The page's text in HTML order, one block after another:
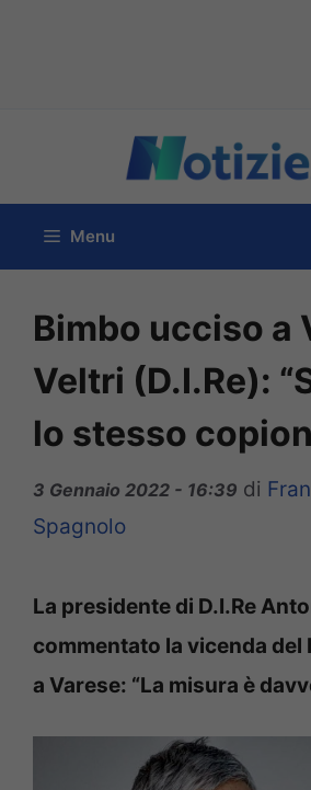
contenuto
Menu
Bimbo ucciso a
Veltri (D.I.Re):
lo stesso
3 Gennaio 2022 - 16:39 di
Spagnolo
La presidente di D.I.Re
commentato la vicenda del
a Varese: “La misura è